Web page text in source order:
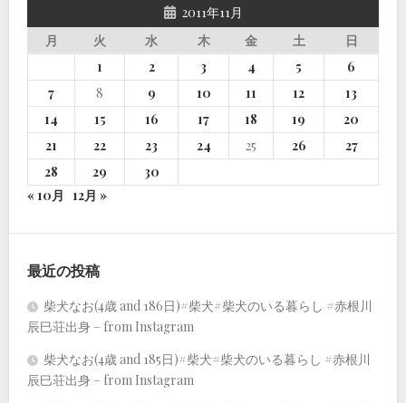
2011年11月
月
火 水 木 金 土
日
1
2 3 4 5
6
7
8 9 10 11 12
13
14
15 16 17 18 19
20
21
22 23 24 25 26
27
28
29
30
« 10月 12月 »
最近の投稿
柴犬なお(4歳 and 186日)#柴犬#柴犬のいる暮らし #赤根川
辰巳荘出身 – from Instagram
柴犬なお(4歳 and 185日)#柴犬#柴犬のいる暮らし #赤根川
辰巳荘出身 – from Instagram